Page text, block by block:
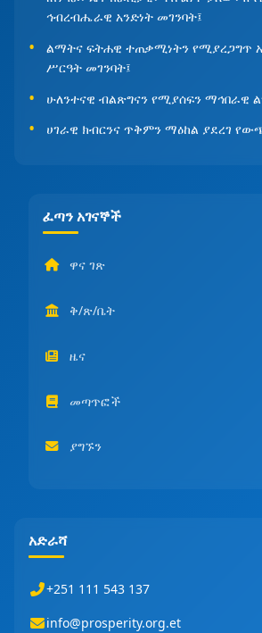
ኅብረብሔራዊ አንድነት መገንባት፤
ልማትና ፍትሐዊ ተጠቃሚነትን የሚያረጋግጥ
ሥርዓት መገንባት፤
ሁለንተናዊ ብልጽግናን የሚያሰፍን ማኅበራዊ
ሀገራዊ ክብርንና ጥቅምን ማዕከል ያደረገ
ፈጣን አገናኞች
ዋና ገጽ
ቅ/ጽ/ቤት
ዜና
መጣጥፎች
ያግኙን
አድራሻ
+251 111 543 137
info@prosperity.org.et